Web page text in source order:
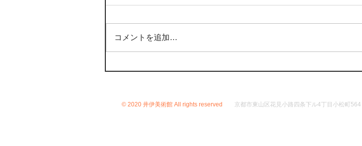
コメントを追加…
© 2020 井伊美術館 All rights reserved 京都市東山区花見小路四条下ル4丁目小松町